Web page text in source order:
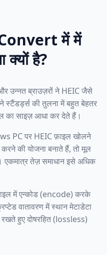
में में
है?
ब्राउज़रों ने HEIC जैसे
स्टैंडर्ड्स की तुलना में बहुत बेहतर
का साइज़ आधा कर देते हैं।
PC पर HEIC फ़ाइल खोलने
की योजना बनाते हैं, तो मूल
एकमात्र तेज़ समाधान इसे अधिक
में एन्कोड (encode) करके
वातावरण में स्थान मेटाडेटा
हुए दोषरहित (lossless)